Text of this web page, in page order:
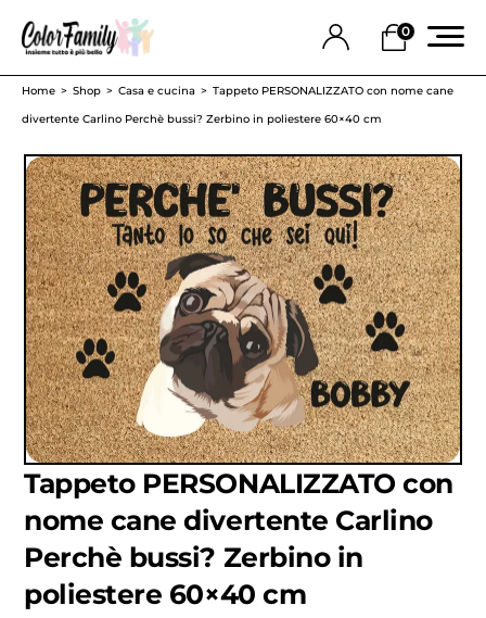
0
Home Shop Casa e cucina
Tappeto PERSONALIZZATO con nome cane
divertente Carlino Perchè bussi? Zerbino in poliestere 60×40 cm
Tappeto PERSONALIZZATO con
nome cane divertente Carlino
Perchè bussi? Zerbino in
poliestere 60×40 cm